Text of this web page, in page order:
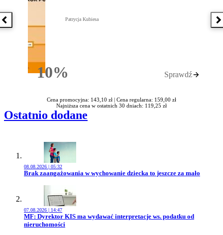
Poprzednia książka
10%Rabatu
Patrycja Kubiesa
Sprawdź
Cena promocyjna: 143,10 zł | Cena regularna: 159,00 zł
Najniższa cena w ostatnich 30 dniach: 119,25 zł
Ostatnio dodane
08.08.2026 | 05:32
Przejdź do artykułu:
Brak zaangażowania w wychowanie dziecka to jeszcze za mało
07.08.2026 | 14:47
Przejdź do artykułu:
MF: Dyrektor KIS ma wydawać interpretacje ws. podatku od
nieruchomości